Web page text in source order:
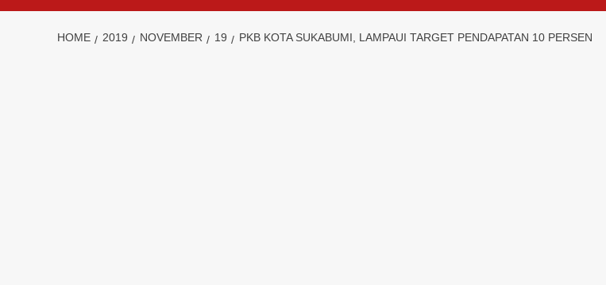
HOME 2019 NOVEMBER 19 PKB KOTA SUKABUMI, LAMPAUI TARGET PENDAPATAN 10 PERSEN